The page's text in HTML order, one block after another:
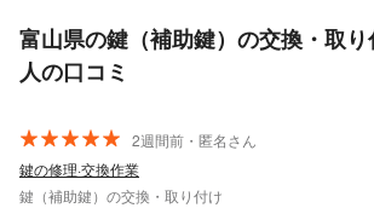
富山県の鍵（補助鍵）の交換・取
人の口コミ
2週間前・匿名さん
鍵の修理·交換作業
鍵（補助鍵）の交換・取り付け